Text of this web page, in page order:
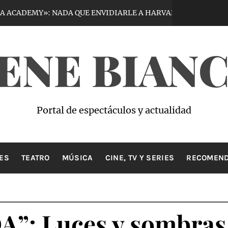
NADA QUE ENVIDIARLE A HARVARD 5 días hace
Portal de espectáculos y actualidad
TEATRO MÚSICA CINE, TV Y SERIES